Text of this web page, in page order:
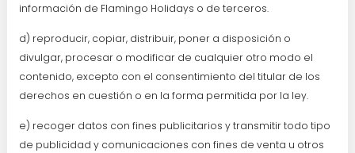
información de Flamingo Holidays o de terceros.
d) reproducir, copiar, distribuir, poner a disposición o
divulgar, procesar o modificar de cualquier otro modo el
contenido, excepto con el consentimiento del titular de los
derechos en cuestión o en la forma permitida por la ley.
e) recoger datos con fines publicitarios y transmitir todo tipo
de publicidad y comunicaciones con fines de venta u otros